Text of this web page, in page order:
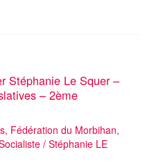
Stéphanie Le Squer –
– 2ème
, Fédération du Morbihan,
/ Stéphanie LE